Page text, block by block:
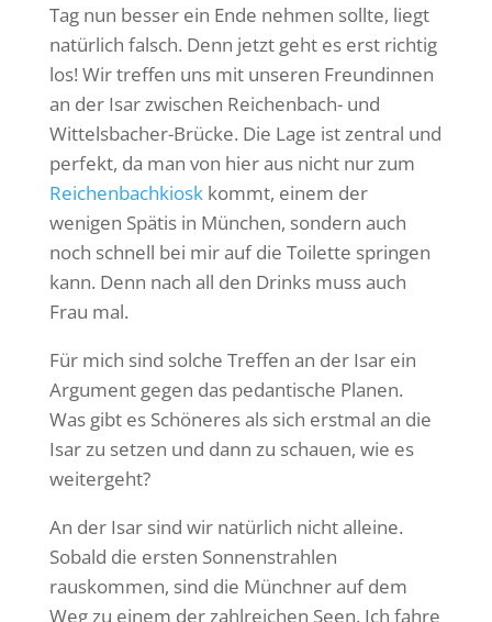
Tag nun besser ein Ende nehmen sollte, liegt
natürlich falsch. Denn jetzt geht es erst richtig
los! Wir treffen uns mit unseren Freundinnen
an der Isar zwischen Reichenbach- und
Wittelsbacher-Brücke. Die Lage ist zentral und
perfekt, da man von hier aus nicht nur zum
Reichenbachkioskkommt, einem der
wenigen Spätis in München, sondern auch
noch schnell bei mir auf die Toilette springen
kann. Denn nach all den Drinks muss auch
Frau mal.
Für mich sind solche Treffen an der Isar ein
Argument gegen das pedantische Planen.
Was gibt es Schöneres als sich erstmal an die
Isar zu setzen und dann zu schauen, wie es
weitergeht?
An der Isar sind wir natürlich nicht alleine.
Sobald die ersten Sonnenstrahlen
rauskommen, sind die Münchner auf dem
Weg zu einem der zahlreichen Seen. Ich fahre